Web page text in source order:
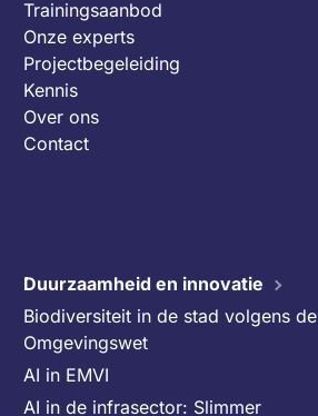
Trainingsaanbod
Onze experts
Projectbegeleiding
Kennis
Over ons
Contact
Duurzaamheid en innovatie
Biodiversiteit in de stad volgens de
Omgevingswet
AI in EMVI
AI in de infrasector: Slimmer